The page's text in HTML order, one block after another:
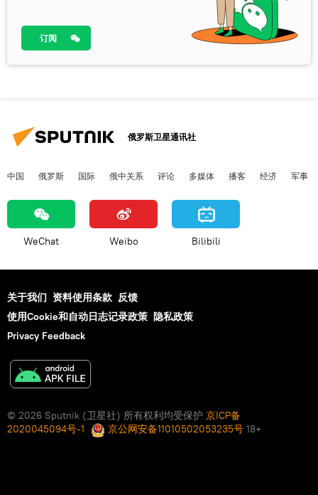
订阅
俄罗斯卫星通讯社
中国 俄罗斯 国际 俄中关系 评论 多媒体 播客 经济 军事
WeChat Weibo Bilibili
关于我们 资料使用条款 反馈
使用Cookie和自动日志记录政策 隐私政策
Privacy Feedback
© 2026 Sputnik (卫星社) 所有权利均受保护 京ICP备
2020045094号-1
京公网安备11010502053235号 18+